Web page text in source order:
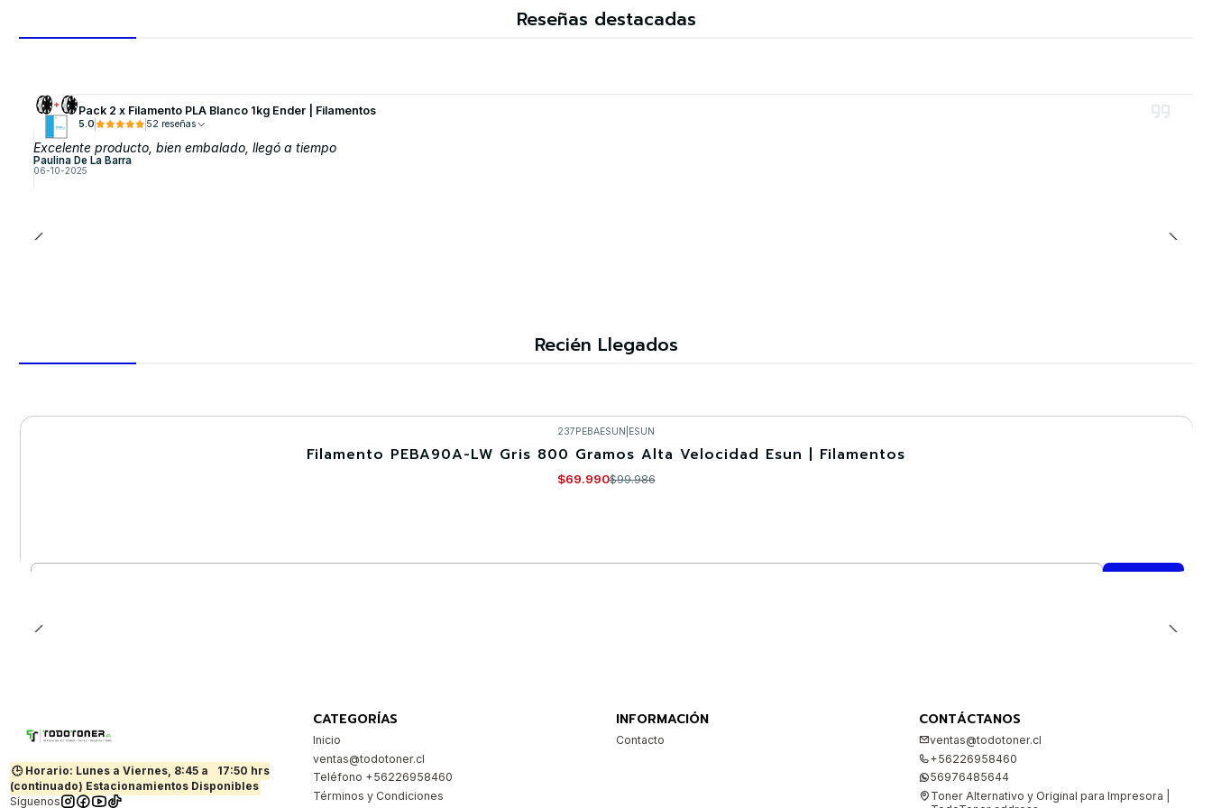
Reseñas destacadas
Pack 2 x Filamento PLA Blanco 1kg Ender | Filamentos
5.0 52 reseñas
Excelente producto, bien embalado, llegó a tiempo
Paulina De La Barra
06-10-2025
Recién Llegados
237PEBAESUN ESUN
Filamento PEBA90A-LW Gris 800 Gramos Alta Velocidad Esun | Filamentos
$69.990$99.986
🕒 Horario: Lunes a Viernes, 8:45 a
17:50 hrs
(continuado) Estacionamientos Disponibles
Síguenos
CATEGORÍAS
Inicio
ventas@todotoner.cl
Teléfono +56226958460
Términos y Condiciones
INFORMACIÓN
Contacto
CONTÁCTANOS
ventas@todotoner.cl
+56226958460
56976485644
Toner Alternativo y Original para Impresora |